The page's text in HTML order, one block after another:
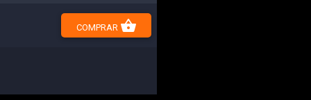
COMPRAR shopping_basket